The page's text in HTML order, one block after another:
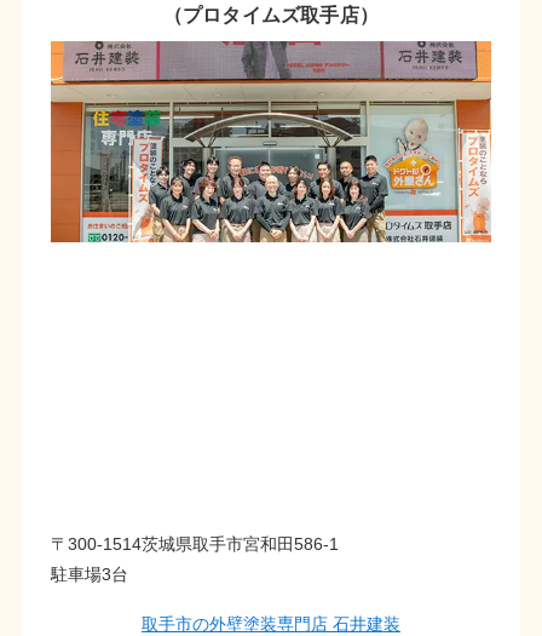
（プロタイムズ取手店）
〒300-1514茨城県取手市宮和田586-1
駐車場3台
取手市の外壁塗装専門店 石井建装